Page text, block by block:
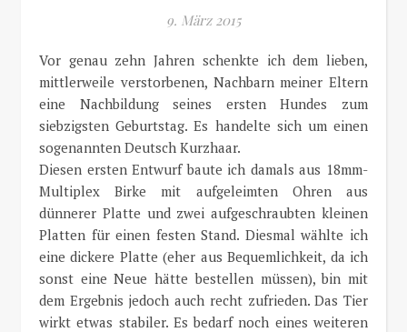
9. März 2015
Vor genau zehn Jahren schenkte ich dem lieben,
mittlerweile verstorbenen, Nachbarn meiner Eltern
eine Nachbildung seines ersten Hundes zum
siebzigsten Geburtstag. Es handelte sich um einen
sogenannten Deutsch Kurzhaar.
Diesen ersten Entwurf baute ich damals aus 18mm-
Multiplex Birke mit aufgeleimten Ohren aus
dünnerer Platte und zwei aufgeschraubten kleinen
Platten für einen festen Stand. Diesmal wählte ich
eine dickere Platte (eher aus Bequemlichkeit, da ich
sonst eine Neue hätte bestellen müssen), bin mit
dem Ergebnis jedoch auch recht zufrieden. Das Tier
wirkt etwas stabiler. Es bedarf noch eines weiteren